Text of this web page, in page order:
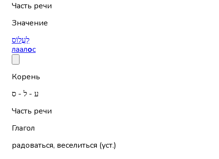
Часть речи
Значение
לַעֲלוֹס
лаалос
Корень
ע - ל - ס
Часть речи
Глагол
радоваться, веселиться (уст.)